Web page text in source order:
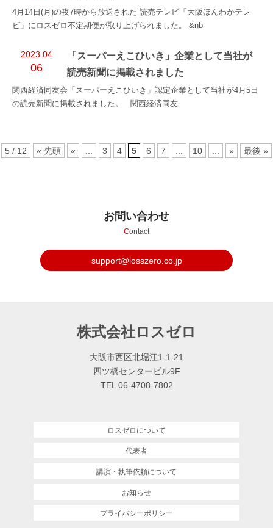
4月14日(月)の夜7時から放送された 読売テレビ「大阪ほんわかテレ
ビ」にロスゼロ不定期便が取り上げられました。 &nb
2023.04
06
「スーパーえこひいき」企業として当社が
読売新聞に掲載されました
関西経済同友会「スーパーえこひいき」認定企業として当社が4月5日
の読売新聞に掲載されました。 関西経済同友
5 / 12 « 先頭 « 3 4 5 6 7 10 » 最後 »
お問い合わせ
Contact
support@losszero.co.jp
株式会社ロスゼロ
大阪市西区北堀江1-1-21
四ツ橋センタービル9F
TEL 06-4708-7802
ロスゼロについて
代表者
講演・執筆依頼について
お知らせ
プライバシーポリシー